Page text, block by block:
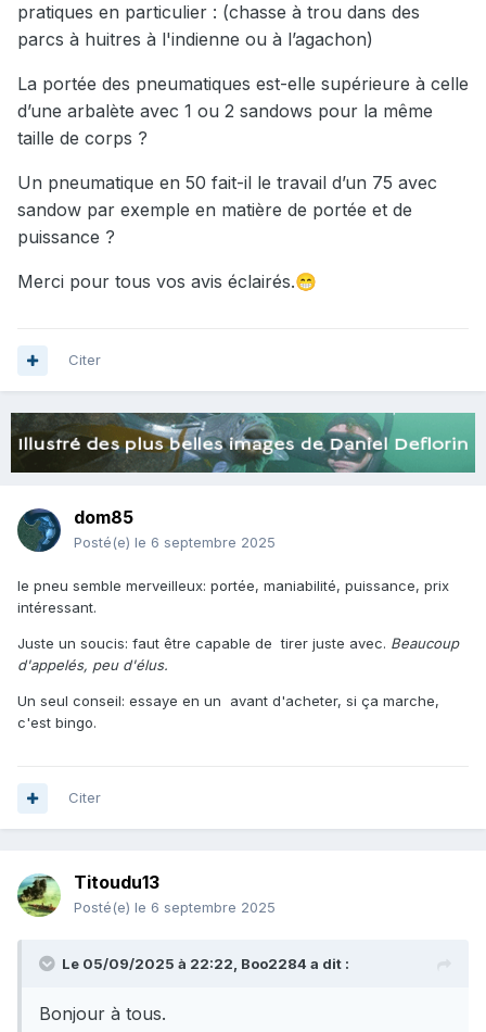
pratiques en particulier : (chasse à trou dans des
parcs à huitres à l'indienne ou à l’agachon)
La portée des pneumatiques est-elle supérieure à celle
d’une arbalète avec 1 ou 2 sandows pour la même
taille de corps ?
Un pneumatique en 50 fait-il le travail d’un 75 avec
sandow par exemple en matière de portée et de
puissance ?
Merci pour tous vos avis éclairés.😁
Citer
dom85
Posté(e) le 6 septembre 2025
le pneu semble merveilleux: portée, maniabilité, puissance, prix
intéressant.
Juste un soucis: faut être capable de tirer juste avec. Beaucoup
d'appelés, peu d'élus.
Un seul conseil: essaye en un avant d'acheter, si ça marche,
c'est bingo.
Citer
Titoudu13
Posté(e) le 6 septembre 2025
Le 05/09/2025 à 22:22, Boo2284 a dit :
Bonjour à tous.